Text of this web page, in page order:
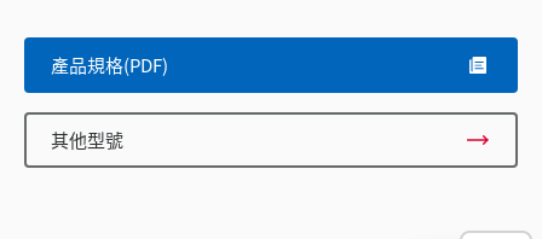
產品規格(PDF)
其他型號